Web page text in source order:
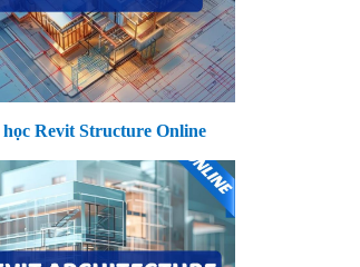
Revit Structure Online